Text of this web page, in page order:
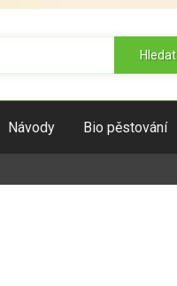
Hledat
Návody Bio pěstování